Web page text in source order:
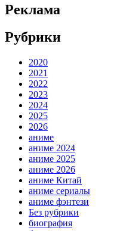
Реклама
Рубрики
2020
2021
2022
2023
2024
2025
2026
аниме
аниме 2024
аниме 2025
аниме 2026
аниме Китай
аниме сериалы
аниме фэнтези
Без рубрики
биография